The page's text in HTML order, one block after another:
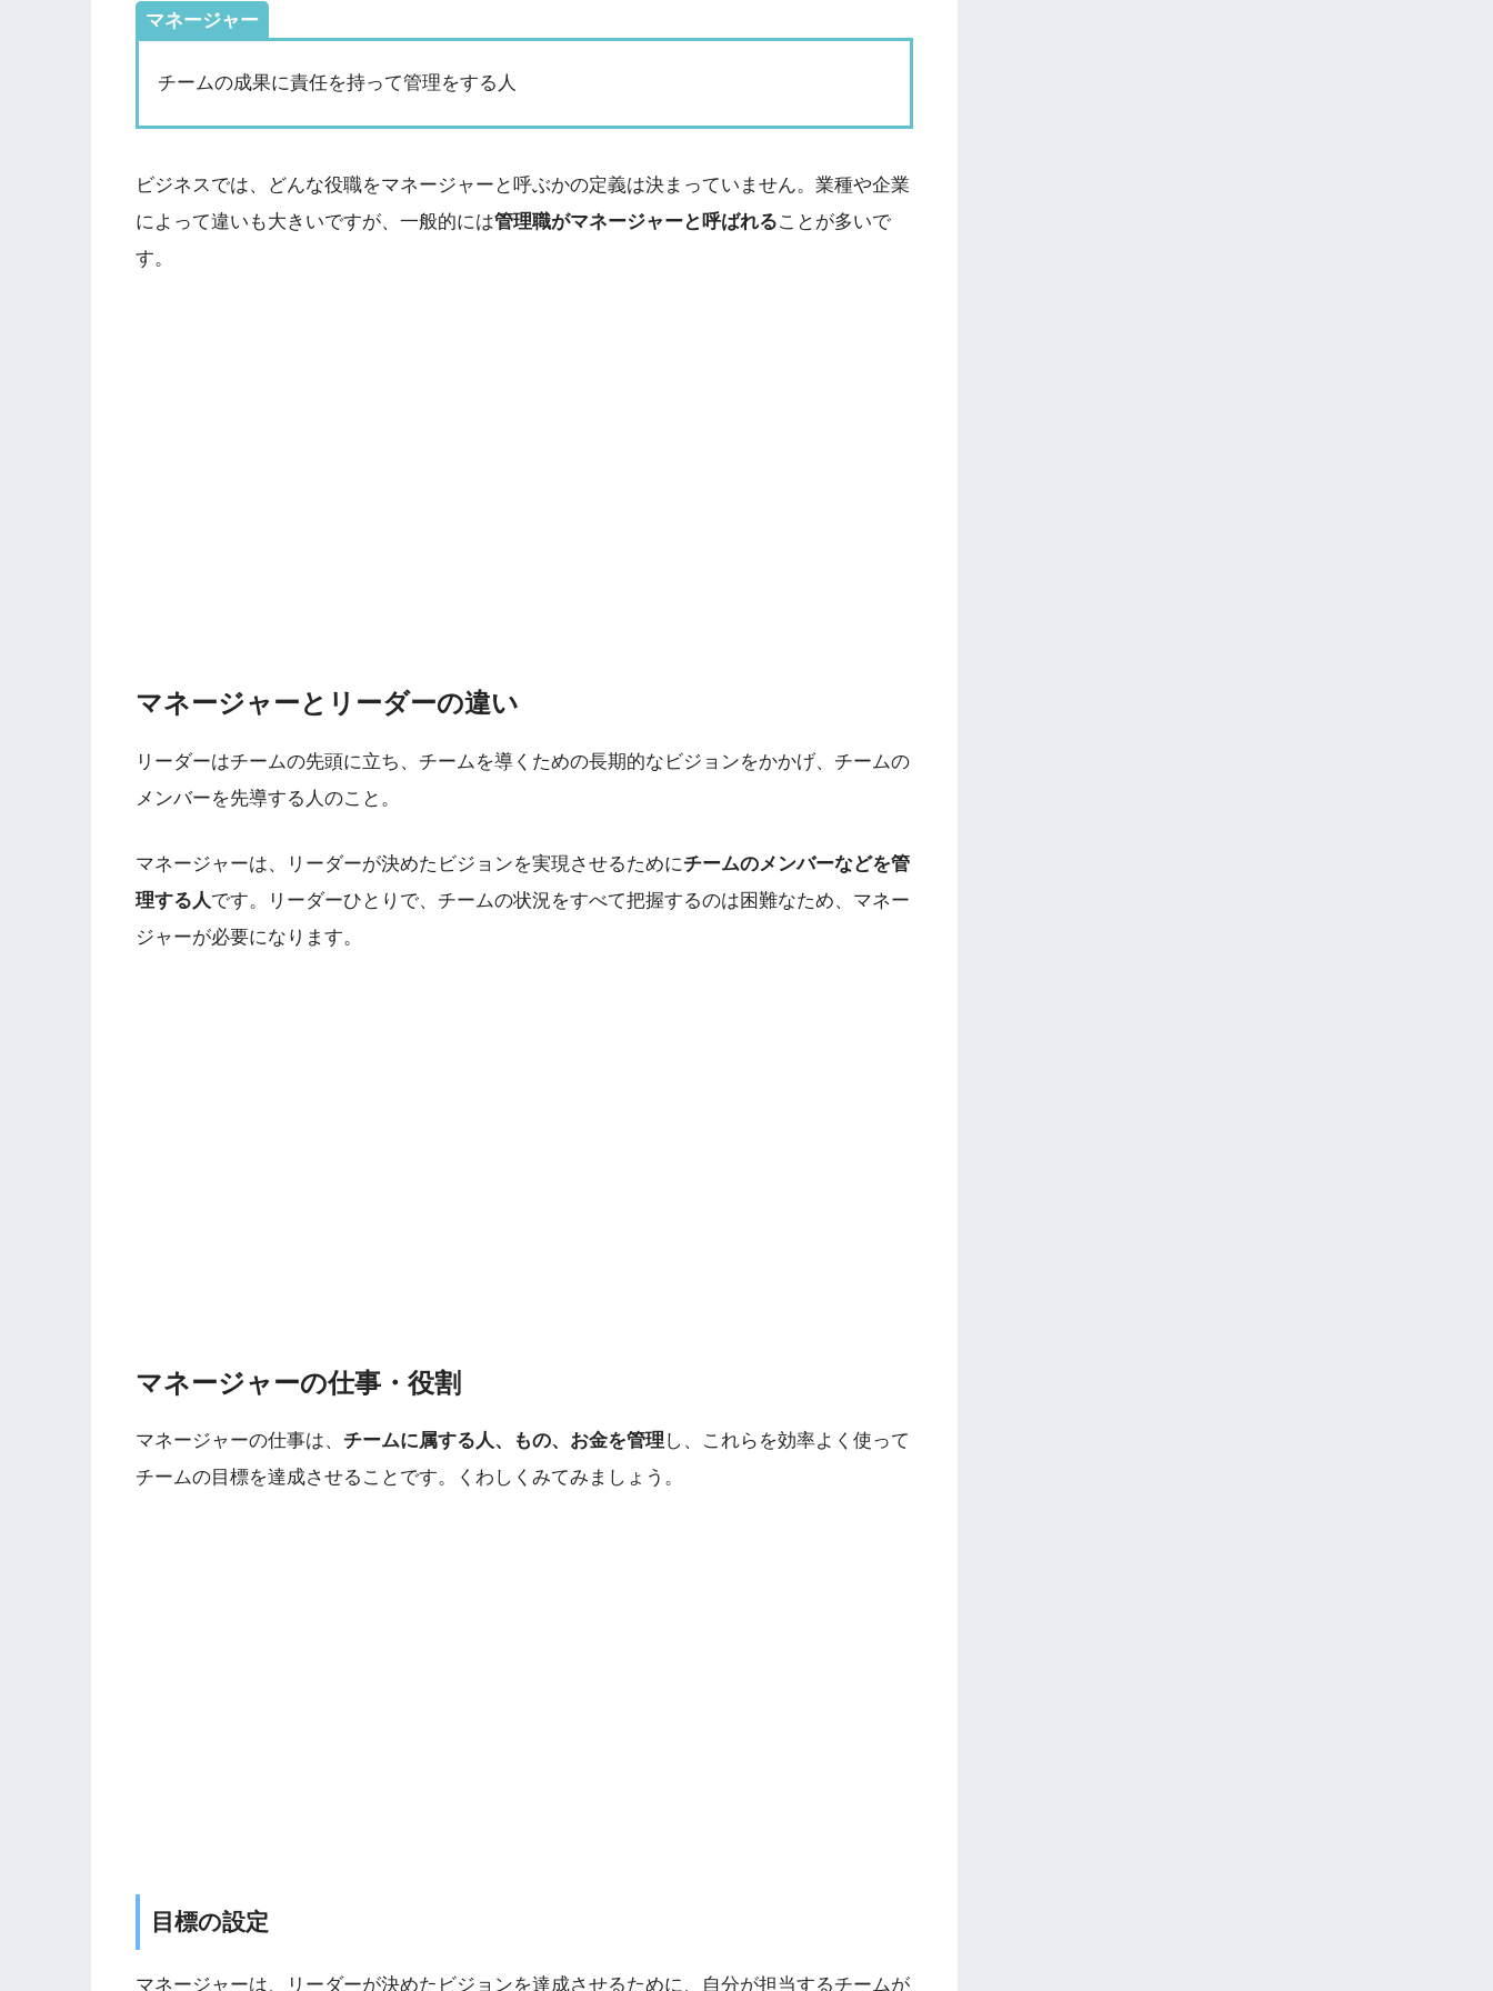
マネージャー
チームの成果に責任を持って管理をする人
ビジネスでは、どんな役職をマネージャーと呼ぶかの定義は決まっていません。業種や企業
によって違いも大きいですが、一般的には管理職がマネージャーと呼ばれることが多いで
す。
マネージャーとリーダーの違い
リーダーはチームの先頭に立ち、チームを導くための長期的なビジョンをかかげ、チームの
メンバーを先導する人のこと。
マネージャーは、リーダーが決めたビジョンを実現させるためにチームのメンバーなどを管
理する人です。リーダーひとりで、チームの状況をすべて把握するのは困難なため、マネー
ジャーが必要になります。
マネージャーの仕事・役割
マネージャーの仕事は、 チームに属する人、もの、お金を管理 し、これらを効率よく使って
チームの目標を達成させることです。くわしくみてみましょう。
目標の設定
マネージャーは、リーダーが決めたビジョンを達成させるために、自分が担当するチームが